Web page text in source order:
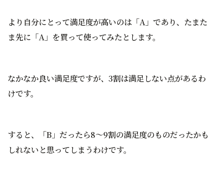
より自分にとって満足度が高いのは「A」であり、たまた
ま先に「A」を買って使ってみたとします。
なかなか良い満足度ですが、3割は満足しない点があるわ
けです。
すると、「B」だったら8〜9割の満足度のものだったかも
しれないと思ってしまうわけです。